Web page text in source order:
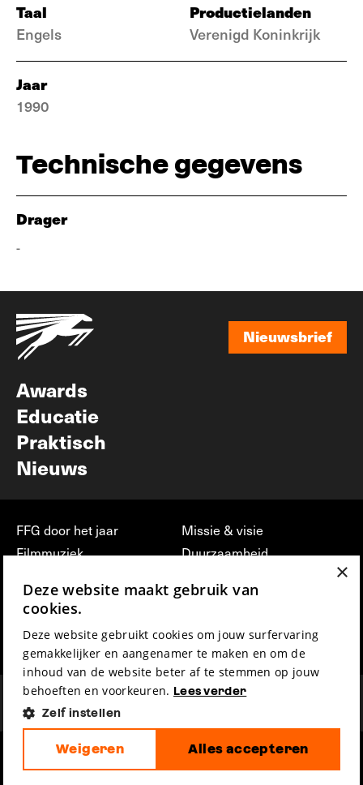
Taal
Engels
Productielanden
Verenigd Koninkrijk
Jaar
1990
Technische gegevens
Drager
-
Nieuwsbrief
Awards
Educatie
Praktisch
Nieuws
FFG door het jaar
Filmmuziek
Press & Industry
Film Fest Friends
Missie & visie
Duurzaamheid
vrijwilligerswerk bij FFG
Privacy & Disclaimer
×
Deze website maakt gebruik van
cookies.
Deze website gebruikt cookies om jouw surfervaring
gemakkelijker en aangenamer te maken en om de
inhoud van de website beter af te stemmen op jouw
behoeften en voorkeuren. Lees verder
Zelf instellen
Alles accepteren
Weigeren